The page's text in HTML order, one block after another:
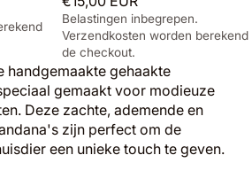
Belastingen inbegrepen.
Verzendkosten worden berekend
de checkout.
handgemaakte gehaakte
gemaakt voor modieuze
Deze zachte, ademende en
zijn perfect om de
een unieke touch te geven.